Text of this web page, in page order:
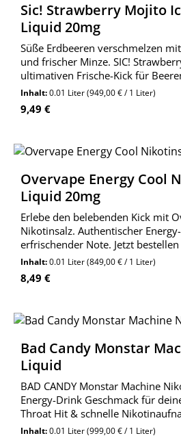
Sic! Strawberry Mojito
Liquid 20mg
Süße Erdbeeren verschmelzen
und frischer Minze. SIC!
ultimativen Frische-Kick für
Inhalt:0.01 Liter(949,00 € / 1 Liter)
Regulärer Preis:
9,49 €
Overvape Energy Cool
Liquid 20mg
Erlebe den belebenden Kick mit
Nikotinsalz. Authentischer
erfrischender Note. Jetzt
Inhalt:0.01 Liter(849,00 € / 1 Liter)
Regulärer Preis:
8,49 €
Bad Candy Monstar
Liquid
BAD CANDY Monstar Machine
Energy-Drink Geschmack für
Throat Hit & schnelle
Qualität aus Deutschland. Jetzt
Inhalt:0.01 Liter(999,00 € / 1 Liter)